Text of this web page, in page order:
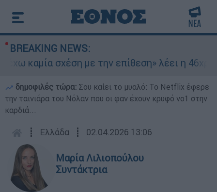
BREAKING NEWS:
σχέση με την επίθεση» λέει η 46χρονη -
δημοφιλές τώρα: Σου καίει το μυαλό: Το Netflix έφερε
την ταινιάρα του Νόλαν που οι φαν έχουν κρυφό νο1 στην
καρδιά...
┋ Ελλάδα ┋ 02.04.2026 13:06
Μαρία Λιλιοπούλου
Συντάκτρια